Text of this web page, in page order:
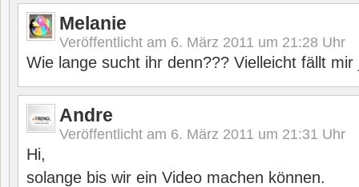
Melanie
Veröffentlicht am 6. März 2011 um 21:28 Uhr
Wie lange sucht ihr denn??? Vielleicht fällt
Andre
Veröffentlicht am 6. März 2011 um 21:31 Uhr
Hi,
solange bis wir ein Video machen können.